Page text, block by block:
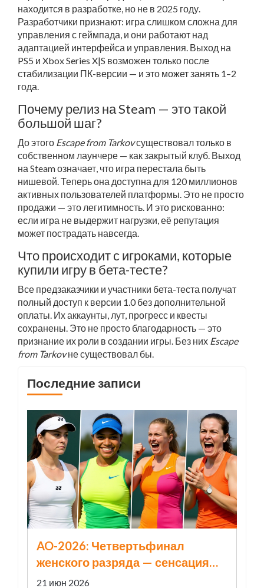
находится в разработке, но не в 2025 году.
Разработчики признают: игра слишком сложна для
управления с геймпада, и они работают над
адаптацией интерфейса и управления. Выход на
PS5 и Xbox Series X|S возможен только после
стабилизации ПК-версии — и это может занять 1–2
года.
Почему релиз на Steam — это такой
большой шаг?
До этого Escape from Tarkovсуществовал только в
собственном лаунчере — как закрытый клуб. Выход
на Steam означает, что игра перестала быть
нишевой. Теперь она доступна для 120 миллионов
активных пользователей платформы. Это не просто
продажи — это легитимность. И это рискованно:
если игра не выдержит нагрузки, её репутация
может пострадать навсегда.
Что происходит с игроками, которые
купили игру в бета-тесте?
Все предзаказчики и участники бета-теста получат
полный доступ к версии 1.0 без дополнительной
оплаты. Их аккаунты, лут, прогресс и квесты
сохранены. Это не просто благодарность — это
признание их роли в создании игры. Без них Escape
from Tarkovне существовал бы.
Последние записи
AO-2026: Четвертьфинал
женского разряда — сенсация
или фейк?
21 июн 2026